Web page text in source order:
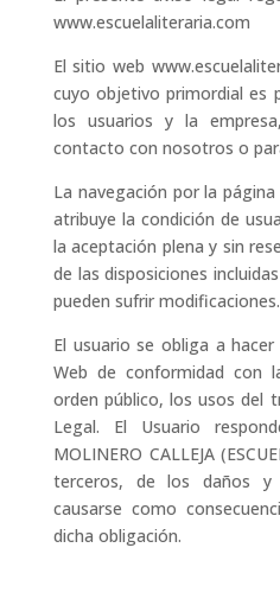
www.escuelaliteraria.com
El sitio web
cuyo objetivo primordial es
los usuarios y la
contacto con nosotros o
La navegación por la
atribuye la condición de
la aceptación plena y sin
de las disposiciones
pueden sufrir modificaciones.
El usuario se obliga a
Web de conformidad con
orden público, los usos del
Legal. El Usuario
MOLINERO CALLEJA
terceros, de los daños y
causarse como
dicha obligación.